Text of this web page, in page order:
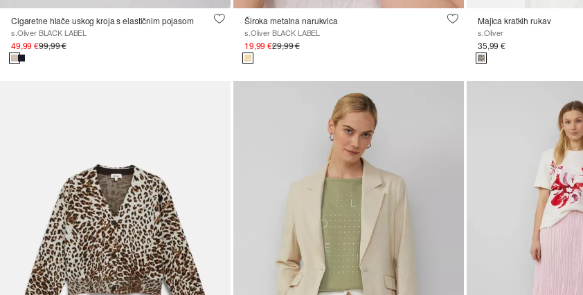
Cigaretne hlače uskog kroja s elastičnim pojasom
s.Oliver BLACK LABEL
49,99 €99,99 €
Široka metalna narukvica
s.Oliver BLACK LABEL
19,99 €29,99 €
Majica kratkih rukav
s.Oliver
35,99 €